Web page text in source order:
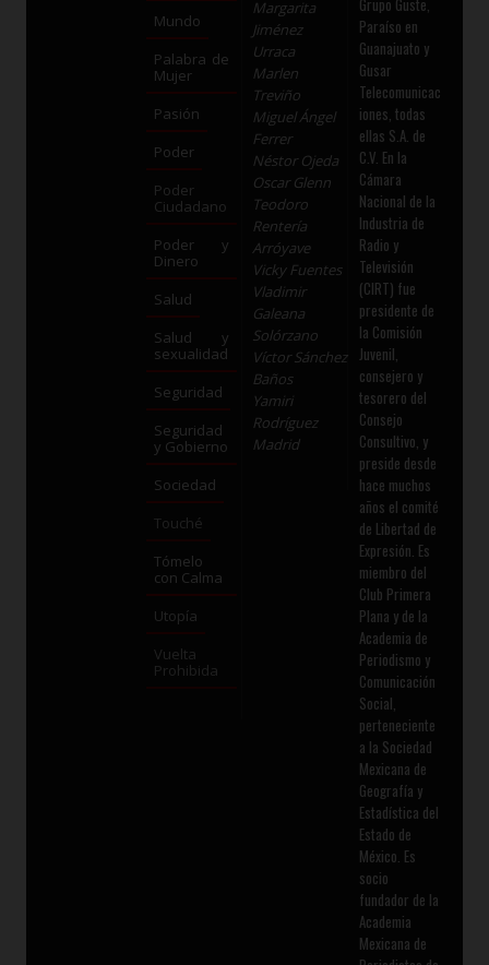
Mundo
Palabra de
Mujer
Pasión
Poder
Poder
Ciudadano
Poder y
Dinero
Salud
Salud y
sexualidad
Seguridad
Seguridad
y Gobierno
Sociedad
Touché
Tómelo
con Calma
Utopía
Vuelta
Prohibida
Margarita
Jiménez
Urraca
Marlen
Treviño
Miguel Ángel
Ferrer
Néstor Ojeda
Oscar Glenn
Teodoro
Rentería
Arróyave
Vicky Fuentes
Vladimir
Galeana
Solórzano
Víctor Sánchez
Baños
Yamiri
Rodríguez
Madrid
Paraíso en
Guanajuato y
Gusar
Telecomunicac
iones, todas
ellas S.A. de
C.V. En la
Cámara
Nacional de la
Industria de
Radio y
Televisión
(CIRT) fue
presidente de
la Comisión
Juvenil,
consejero y
tesorero del
Consejo
Consultivo, y
preside desde
hace muchos
años el comité
de Libertad de
Expresión. Es
miembro del
Club Primera
Plana y de la
Academia de
Periodismo y
Comunicación
Social,
perteneciente
a la Sociedad
Mexicana de
Geografía y
Estadística del
Estado de
México. Es
socio
fundador de la
Academia
Mexicana de